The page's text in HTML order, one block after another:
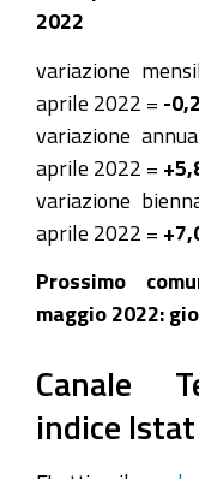
2022
variazione
aprile 2022 = -
variazione
aprile 2022 =
variazione
aprile 2022 =
Prossimo
maggio 2022:
Canale
indice Istat